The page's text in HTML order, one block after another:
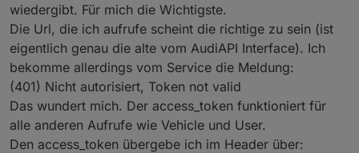
wiedergibt. Für mich die Wichtigste.
Die Url, die ich aufrufe scheint die richtige zu sein (ist
eigentlich genau die alte vom AudiAPI Interface). Ich
bekomme allerdings vom Service die Meldung:
(401) Nicht autorisiert, Token not valid
Das wundert mich. Der access_token funktioniert für
alle anderen Aufrufe wie Vehicle und User.
Den access_token übergebe ich im Header über: